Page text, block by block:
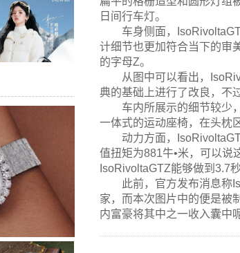
日间行车灯。
车身侧面，
计细节也更加符合当下的审
的字母Z。
从图中可以看出，
典的基础上进行了改良，不
车内所展示的细节较少
一体式的运动座椅，在头枕
动力方面，
值扭矩为881牛•米，可以说
IsoRivoltaGTZ能够做到3.7
此前，官方发布消息称
家，而本次图片中的便是被
内富豪将其中之一收入囊中